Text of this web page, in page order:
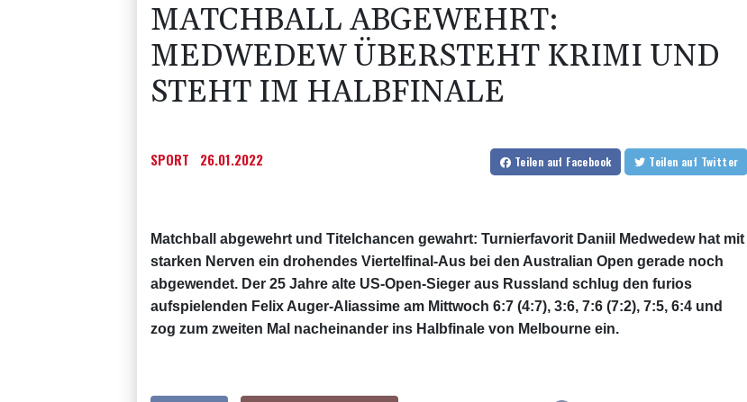
MATCHBALL ABGEWEHRT:
MEDWEDEW ÜBERSTEHT KRIMI UND
STEHT IM HALBFINALE
SPORT 26.01.2022 Teilen auf Facebook Teilen auf Twitter
Matchball abgewehrt und Titelchancen gewahrt: Turnierfavorit Daniil Medwedew hat mit
starken Nerven ein drohendes Viertelfinal-Aus bei den Australian Open gerade noch
abgewendet. Der 25 Jahre alte US-Open-Sieger aus Russland schlug den furios
aufspielenden Felix Auger-Aliassime am Mittwoch 6:7 (4:7), 3:6, 7:6 (7:2), 7:5, 6:4 und
zog zum zweiten Mal nacheinander ins Halbfinale von Melbourne ein.